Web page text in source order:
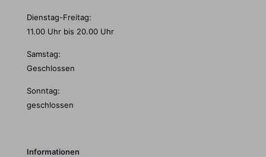
Dienstag-Freitag:
11.00 Uhr bis 20.00 Uhr
Samstag:
Geschlossen
Sonntag:
geschlossen
Informationen